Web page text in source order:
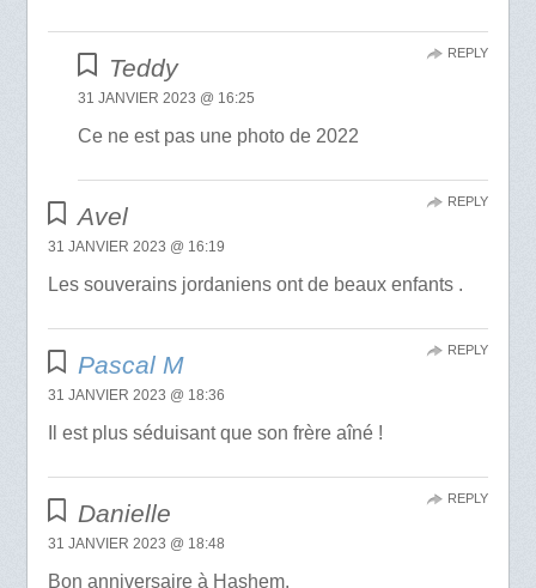
Teddy
31 JANVIER 2023 @ 16:25
Ce ne est pas une photo de 2022
REPLY
Avel
31 JANVIER 2023 @ 16:19
Les souverains jordaniens ont de beaux enfants .
REPLY
Pascal M
31 JANVIER 2023 @ 18:36
Il est plus séduisant que son frère aîné !
REPLY
Danielle
31 JANVIER 2023 @ 18:48
Bon anniversaire à Hashem.
REPLY